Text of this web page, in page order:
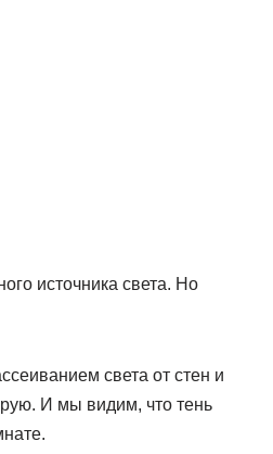
источника света. Но
света от стен и
И мы видим, что тень